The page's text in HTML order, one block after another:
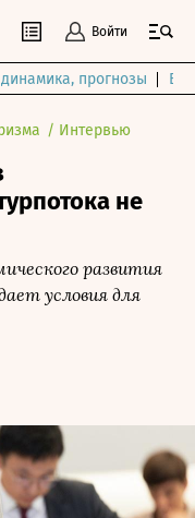
Войти
прогнозы
/ Интервью
не
развития
условия для